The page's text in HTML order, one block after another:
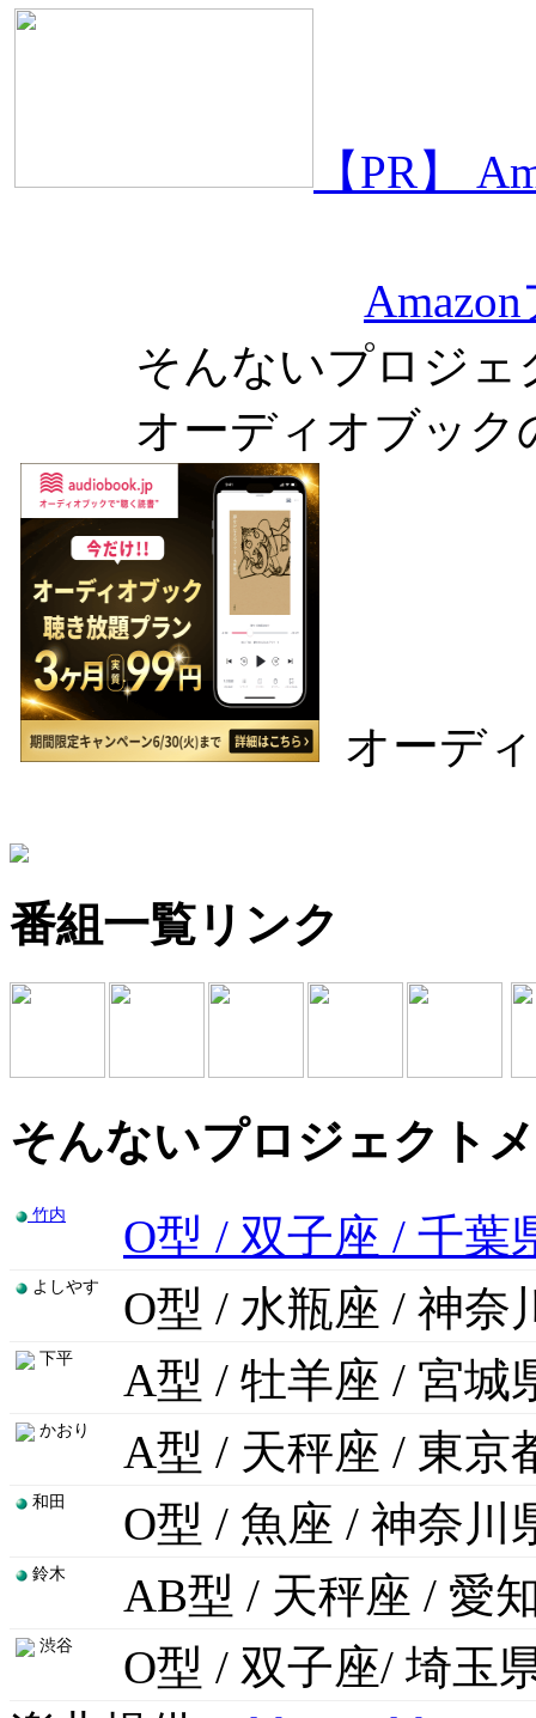
【PR】
そんないプロジェ
オーディオブック
オーデ
番組一覧リンク
そんないプロジェクト
竹内 O型 / 双子座 / 千葉
よしやす O型 / 水瓶座 / 神奈
下平 A型 / 牡羊座 / 宮城
かおり A型 / 天秤座 / 東京
和田 O型 / 魚座 / 神奈川
鈴木 AB型 / 天秤座 / 愛
渋谷
O型 / 双子座/ 埼玉